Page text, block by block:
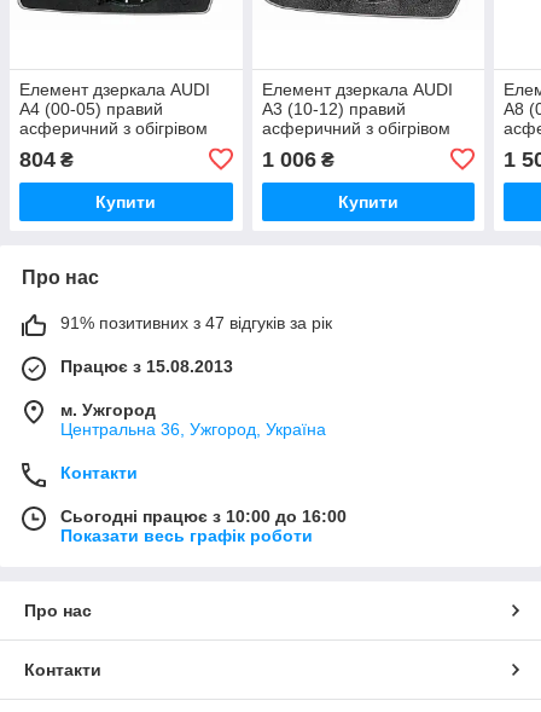
Елемент дзеркала AUDI
A4 (00-05) правий
асферичний з обігрівом
804 ₴
Купити
Елемент дзеркала AUDI
A3 (10-12) правий
асферичний з обігрівом
1 006₴
Купити
A8
1
Про нас
91% позитивних з 47 відгуків за рік
Працює з 15.08.2013
м. Ужгород
Центральна 36, Ужгород, Україна
Контакти
Сьогодні працює з 10:00 до 16:00
Показати весь графік роботи
Про нас
Контакти